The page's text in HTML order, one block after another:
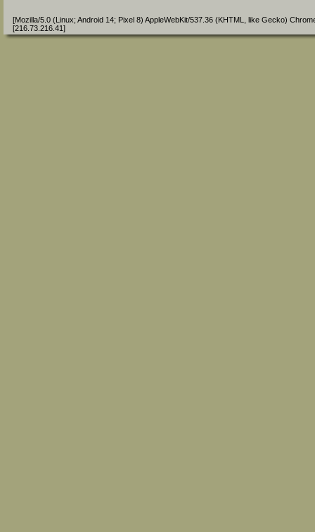
[Mozilla/5.0 (Linux; Android 14; Pixel 8) AppleWebKit/537.36 (KHTML, like Gecko)
[216.73.216.41]